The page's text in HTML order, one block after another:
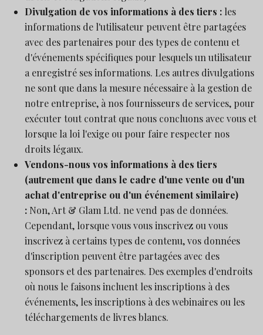
Divulgation de vos informations à des tiers : les
informations de l'utilisateur peuvent être partagées
avec des partenaires pour des types de contenu et
d'événements spécifiques pour lesquels un utilisateur
a enregistré ses informations. Les autres divulgations
ne sont que dans la mesure nécessaire à la gestion de
notre entreprise, à nos fournisseurs de services, pour
exécuter tout contrat que nous concluons avec vous et
lorsque la loi l'exige ou pour faire respecter nos
droits légaux.
Vendons-nous vos informations à des tiers
(autrement que dans le cadre d'une vente ou d'un
achat d'entreprise ou d'un événement similaire)
: Non, Art & Glam Ltd. ne vend pas de données.
Cependant, lorsque vous vous inscrivez ou vous
inscrivez à certains types de contenu, vos données
d'inscription peuvent être partagées avec des
sponsors et des partenaires. Des exemples d'endroits
où nous le faisons incluent les inscriptions à des
événements, les inscriptions à des webinaires ou les
téléchargements de livres blancs.